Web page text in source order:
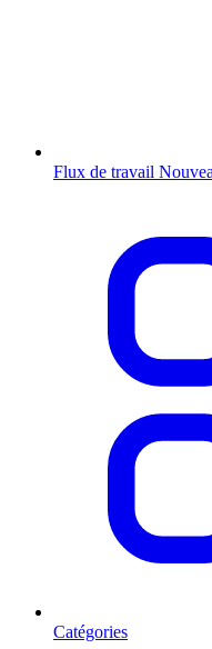
Flux de travail
Catégories